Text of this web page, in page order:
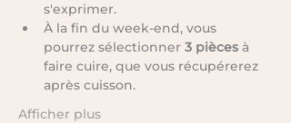
s'exprimer.
À la fin du week-end, vous
pourrez sélectionner 3 pièces à
faire cuire, que vous récupérerez
après cuisson.
Afficher plus